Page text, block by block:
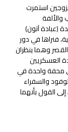
استمرت
آتون)
فنراها في دور
وهما ينظران
العسكريين
محفة واحدة في
والسفراء
القول بأنهما